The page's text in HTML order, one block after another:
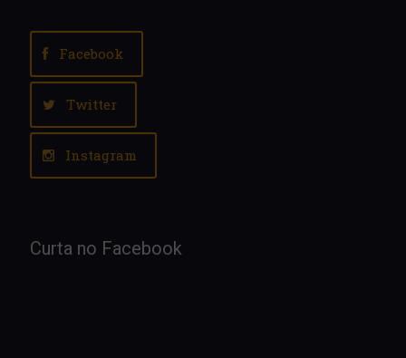
Facebook
Twitter
Instagram
Curta no Facebook